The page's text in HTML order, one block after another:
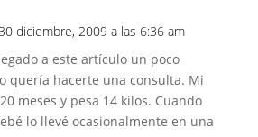
diciembre, 2009 a las 6:36 am
a este artículo un poco
quería hacerte una consulta. Mi
meses y pesa 14 kilos. Cuando
lo llevé ocasionalmente en una